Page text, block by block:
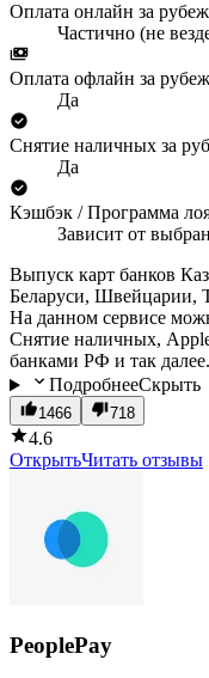
Оплата онлайн за
Частично (не
Оплата офлайн за
Да
Снятие наличных за
Да
Кэшбэк / Программа
Зависит от
Выпуск карт банков
Беларуси, Швейцарии,
На данном сервисе
Снятие наличных,
банками РФ и так
ПодробнееСкрыть
1466 718
4.6
ОткрытьЧитать отзывы
PeoplePay